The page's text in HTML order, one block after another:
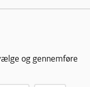
og gennemføre